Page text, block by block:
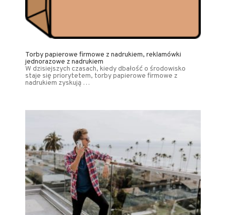
Torby papierowe firmowe z nadrukiem, reklamówki
jednorazowe z nadrukiem
W dzisiejszych czasach, kiedy dbałość o środowisko
staje się priorytetem, torby papierowe firmowe z
nadrukiem zyskują …